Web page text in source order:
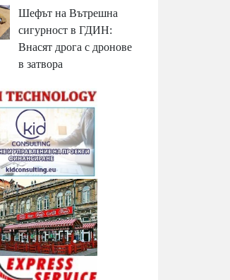
Шефът на Вътрешна
сигурност в ГДИН:
Внасят дрога с дронове
в затвора